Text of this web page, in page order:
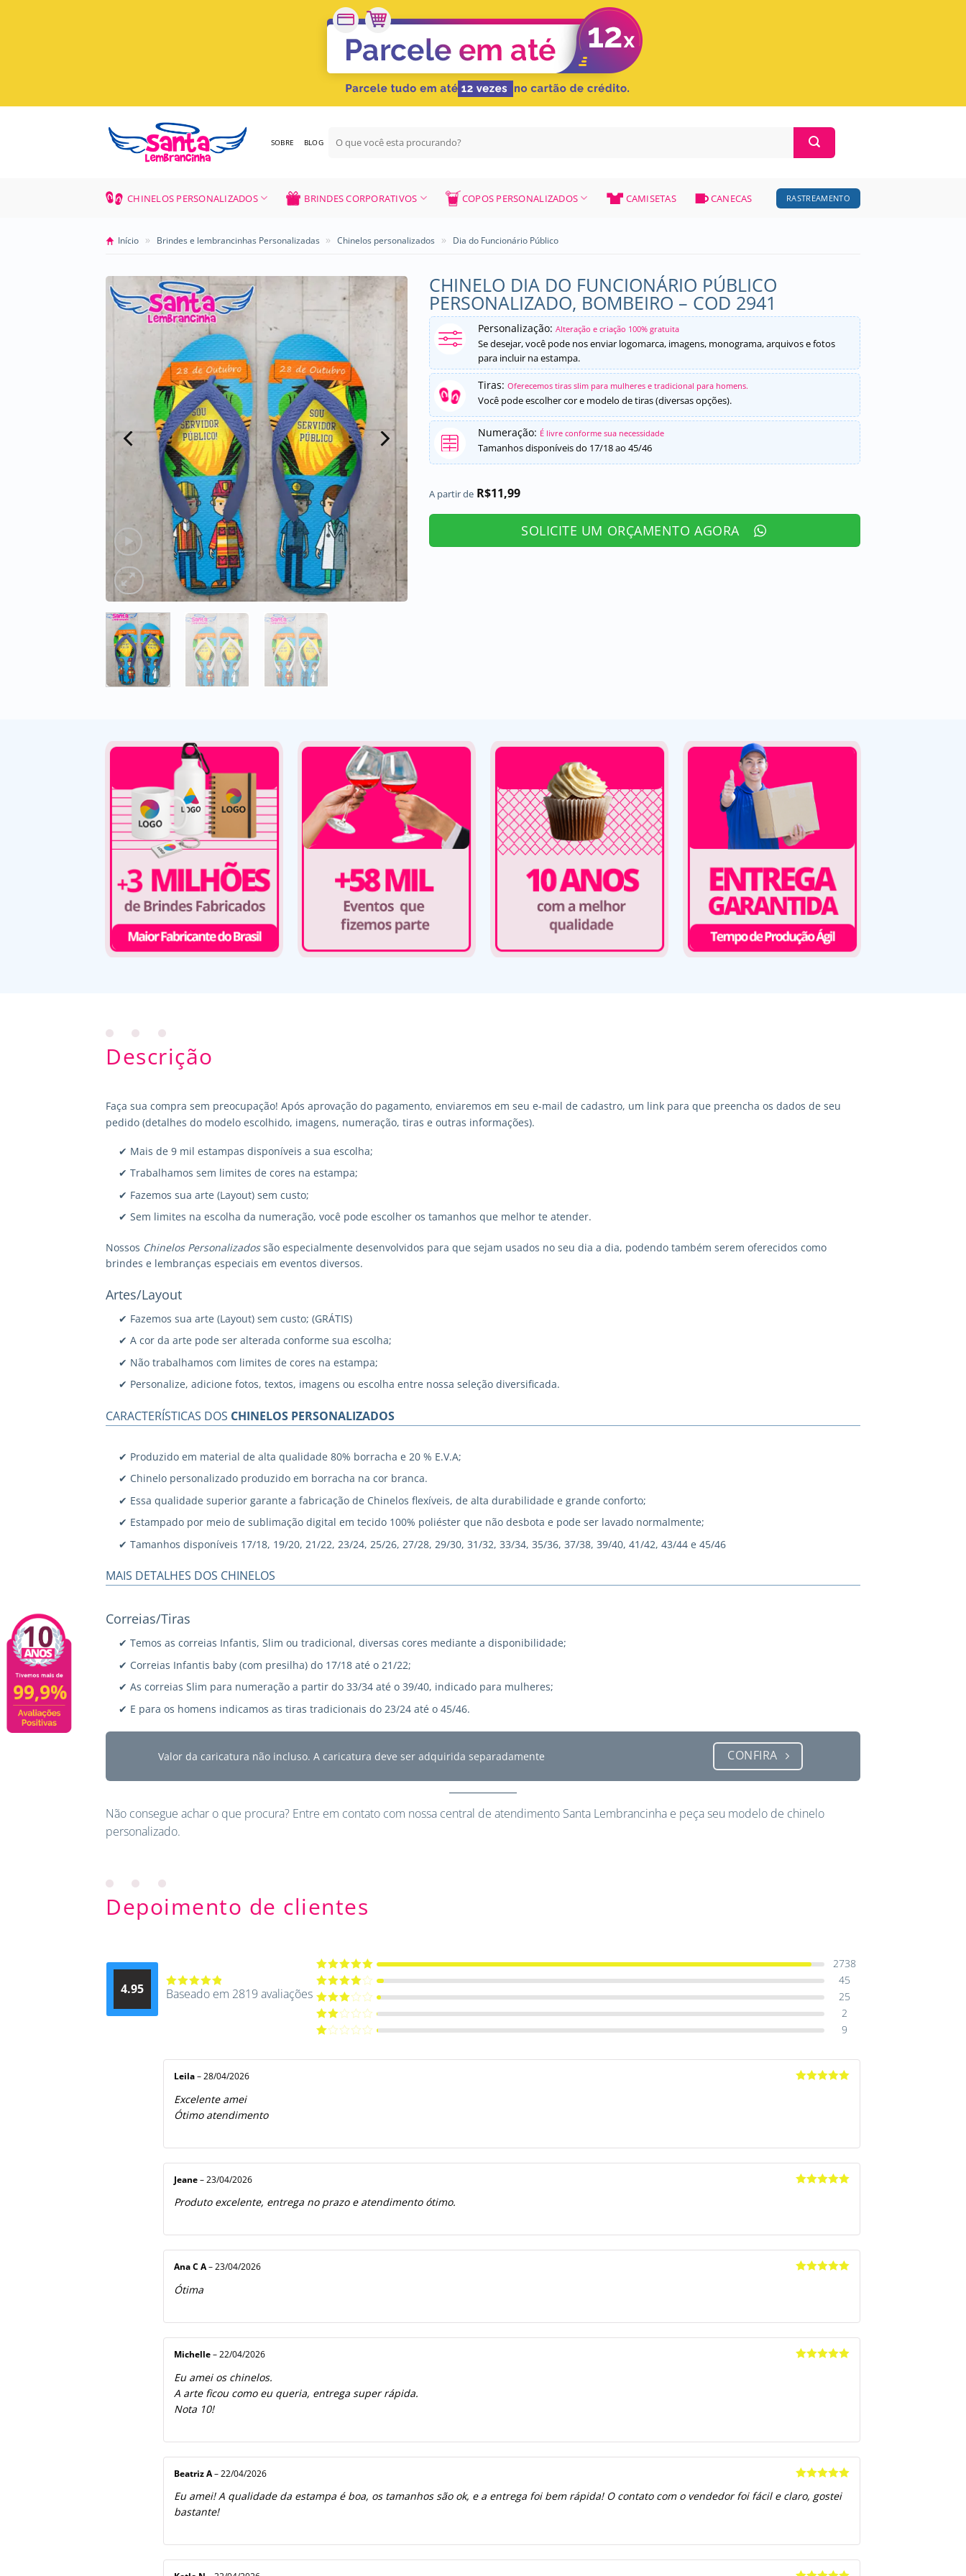
SOBRE BLOG
por:
CHINELOS PERSONALIZADOS BRINDES CORPORATIVOS COPOS PERSONALIZADOS CAMISETAS CANECAS RASTREAMENTO
Início » Brindes e lembrancinhas Personalizadas » Chinelos personalizados » Dia do Funcionário Público
CHINELO DIA DO FUNCIONÁRIO PÚBLICO
PERSONALIZADO, BOMBEIRO – COD 2941
Personalização: Alteração e criação 100% gratuita
Se desejar, você pode nos enviar logomarca, imagens, monograma, arquivos e fotos
para incluir na estampa.
Tiras: Oferecemos tiras slim para mulheres e tradicional para homens.
Você pode escolher cor e modelo de tiras (diversas opções).
Numeração: É livre conforme sua necessidade
Tamanhos disponíveis do 17/18 ao 45/46
A partir de R$11,99
SOLICITE UM ORÇAMENTO AGORA
Descrição
Faça sua compra sem preocupação! Após aprovação do pagamento, enviaremos em seu e-mail de cadastro, um link para que preencha os dados de seu
pedido (detalhes do modelo escolhido, imagens, numeração, tiras e outras informações).
✔ Mais de 9 mil estampas disponíveis a sua escolha;
✔ Trabalhamos sem limites de cores na estampa;
✔ Fazemos sua arte (Layout) sem custo;
✔ Sem limites na escolha da numeração, você pode escolher os tamanhos que melhor te atender.
Nossos Chinelos Personalizadossão especialmente desenvolvidos para que sejam usados no seu dia a dia, podendo também serem oferecidos como
brindes e lembranças especiais em eventos diversos.
Artes/Layout
✔ Fazemos sua arte (Layout) sem custo; (GRÁTIS)
✔ A cor da arte pode ser alterada conforme sua escolha;
✔ Não trabalhamos com limites de cores na estampa;
✔ Personalize, adicione fotos, textos, imagens ou escolha entre nossa seleção diversificada.
CARACTERÍSTICAS DOS CHINELOS PERSONALIZADOS
✔ Produzido em material de alta qualidade 80% borracha e 20 % E.V.A;
✔ Chinelo personalizado produzido em borracha na cor branca.
✔ Essa qualidade superior garante a fabricação de Chinelos flexíveis, de alta durabilidade e grande conforto;
✔ Estampado por meio de sublimação digital em tecido 100% poliéster que não desbota e pode ser lavado normalmente;
✔ Tamanhos disponíveis 17/18, 19/20, 21/22, 23/24, 25/26, 27/28, 29/30, 31/32, 33/34, 35/36, 37/38, 39/40, 41/42, 43/44 e 45/46
MAIS DETALHES DOS CHINELOS
Correias/Tiras
✔ Temos as correias Infantis, Slim ou tradicional, diversas cores mediante a disponibilidade;
✔ Correias Infantis baby (com presilha) do 17/18 até o 21/22;
✔ As correias Slim para numeração a partir do 33/34 até o 39/40, indicado para mulheres;
✔ E para os homens indicamos as tiras tradicionais do 23/24 até o 45/46.
Valor da caricatura não incluso. A caricatura deve ser adquirida separadamente CONFIRA
Não consegue achar o que procura? Entre em contato com nossa central de atendimento Santa Lembrancinha e peça seu modelo de chinelo
personalizado.
Depoimento de clientes
4.95
Avaliação
Baseado em 2819 avaliações
Avaliação5
2738
Avaliação
45
Avaliação
25
Avaliação
2
9
Leila – 28/04/2026
Excelente amei
Ótimo atendimento
Jeane – 23/04/2026
Produto excelente, entrega no prazo e atendimento ótimo.
Ana C A– 23/04/2026
Ótima
Michelle – 22/04/2026
Eu amei os chinelos.
A arte ficou como eu queria, entrega super rápida.
Nota 10!
de 5
Beatriz A – 22/04/2026
Eu amei! A qualidade da estampa é boa, os tamanhos são ok, e a entrega foi bem rápida! O contato com o vendedor foi fácil e claro, gostei
bastante!